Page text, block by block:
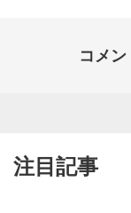
コメン
注目記事